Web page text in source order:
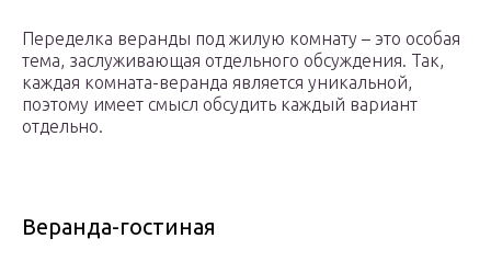
Переделка веранды под жилую комнату – это особая
тема, заслуживающая отдельного обсуждения. Так,
каждая комната-веранда является уникальной,
поэтому имеет смысл обсудить каждый вариант
отдельно.
Веранда-гостиная